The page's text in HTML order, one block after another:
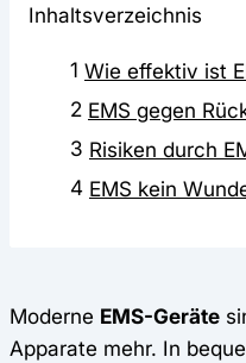
Inhaltsverzeichnis
1 Wie effektiv ist
2 EMS gegen
3 Risiken durch
4 EMS kein
Moderne EMS-Geräte
Apparate mehr. In